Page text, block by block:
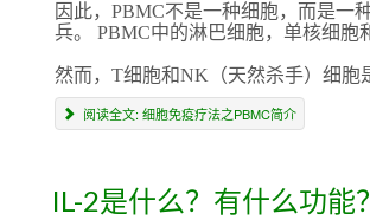
因此，PBMC不是一种细胞，而是一
兵。 PBMC中的淋巴细胞，单核细
然而，T细胞和NK（天然杀手）细胞
阅读全文: 细胞免疫疗法之PBMC简介
IL-2是什么？有什么功能？